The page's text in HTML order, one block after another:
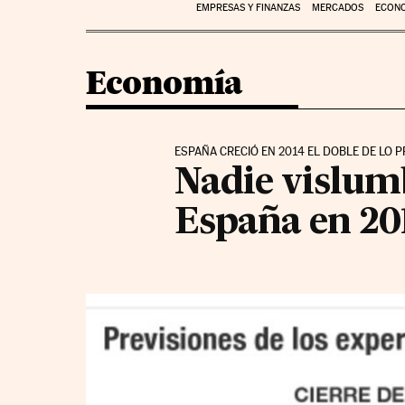
EMPRESAS Y FINANZAS MERCADOS
Economía
ESPAÑA CRECIÓ EN 2014 EL DOBLE DE LO
Nadie
España en